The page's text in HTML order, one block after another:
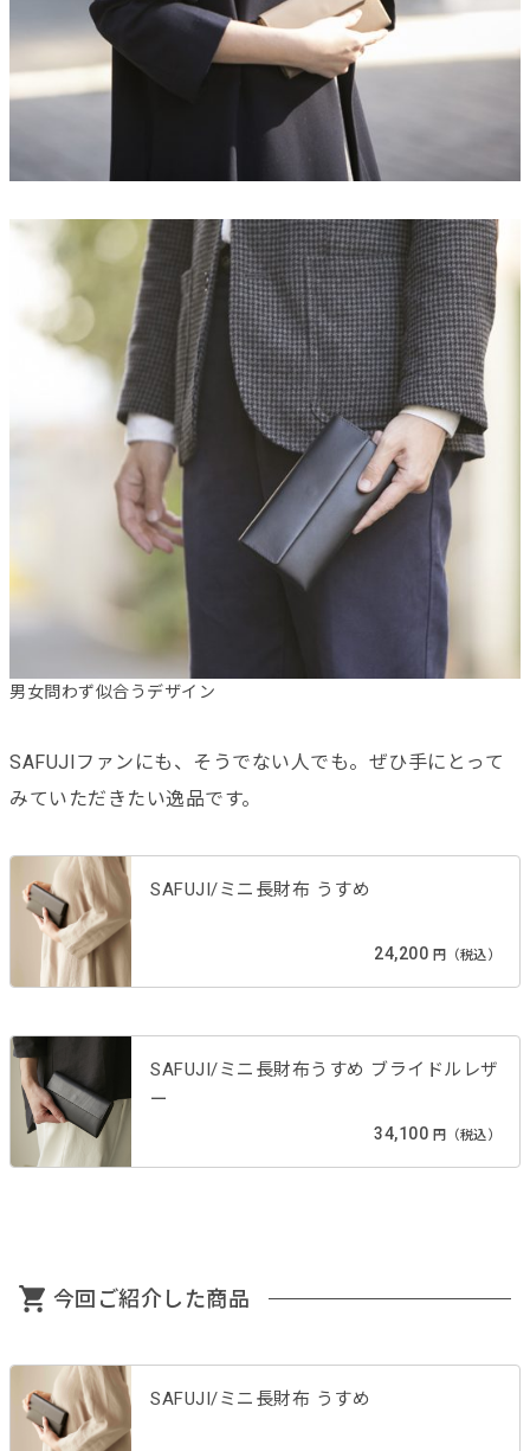
男女問わず似合うデザイン
SAFUJIファンにも、そうでない人でも。ぜひ手にとって
みていただきたい逸品です。
SAFUJI/ミニ長財布 うすめ
24,200 円（税込）
SAFUJI/ミニ長財布うすめ ブライドルレザ
ー
34,100 円（税込）
今回ご紹介した商品
SAFUJI/ミニ長財布 うすめ